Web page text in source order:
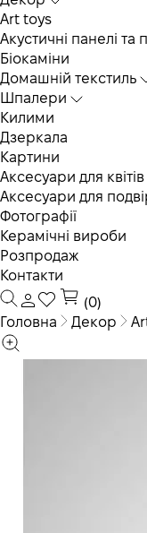
Art toys
Акустичні панелі та
Біокаміни
Домашній текстиль
Шпалери
Килими
Дзеркала
Картини
Аксесуари для квітів
Аксесуари для
Фотографії
Керамічні вироби
Розпродаж
Контакти
(0)
Головна
Декор